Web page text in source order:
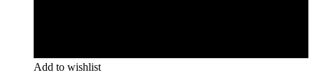
Add to wishlist